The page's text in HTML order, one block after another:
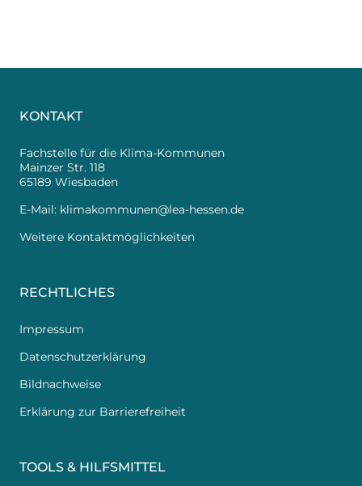
KONTAKT
Fachstelle für die Klima-Kommunen
Mainzer Str. 118
65189 Wiesbaden
E-Mail: klimakommunen@lea-hessen.de
Weitere Kontaktmöglichkeiten
RECHTLICHES
Impressum
Datenschutzerklärung
Bildnachweise
Erklärung zur Barrierefreiheit
TOOLS & HILFSMITTEL